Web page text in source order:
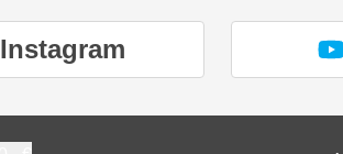
Instagram